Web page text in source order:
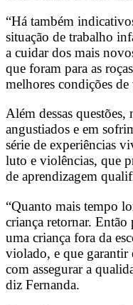
“Há também
situação de trabalho
a cuidar dos mais
que foram para as
melhores condições
Além dessas questões,
angustiados e em
série de experiências
luto e violências, que
de aprendizagem
“Quanto mais tempo
criança retornar.
uma criança fora da
violado, e que garantir
com assegurar a
diz Fernanda.